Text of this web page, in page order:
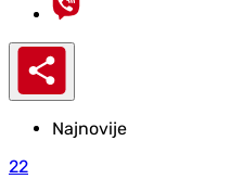
Najnovije
22